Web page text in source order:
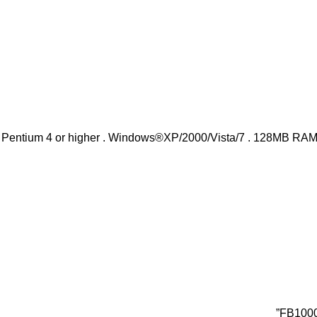
Pentium 4 or higher . Windows®XP/2000/Vista/7 . 128MB